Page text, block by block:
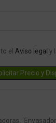
el Aviso legal y
,